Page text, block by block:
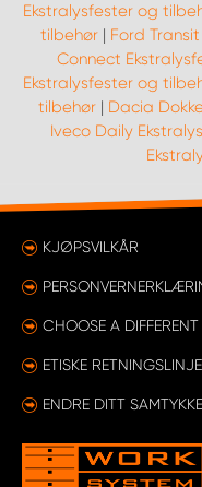
Ekstralysfester og
tilbehør | Ford
Connect
Ekstralysfester og
tilbehør| Dacia
Iveco Daily
KJØPSVILKÅR
CHOOSE A
ETISKE
ENDRE DITT SAMTYKKE